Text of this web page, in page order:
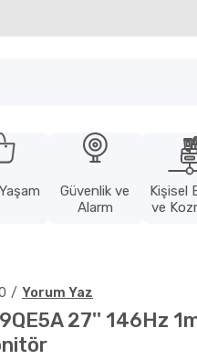
Güvenlik ve
Alarm
Kişisel
ve
Yorum Yaz
27'' 146Hz